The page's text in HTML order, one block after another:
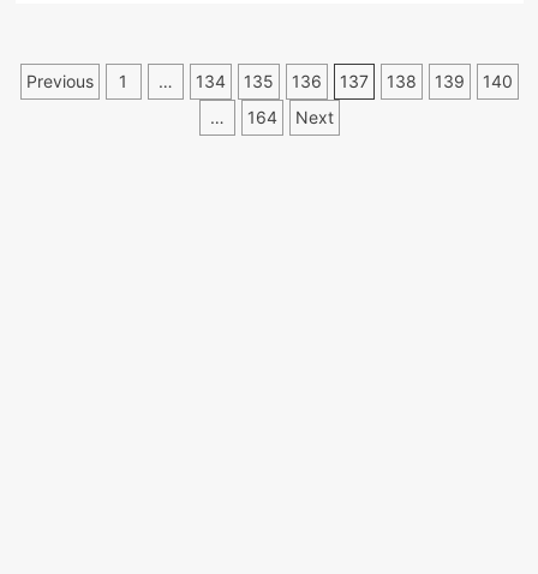
din
Mădulari
Paginație
Previous 1 … 134 135 136 137 138 139
140
…
164 Next